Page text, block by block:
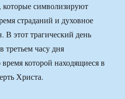
символизируют
страданий и духовное
В этот трагический день
третьем часу дня
которой находящиеся в
Христа.